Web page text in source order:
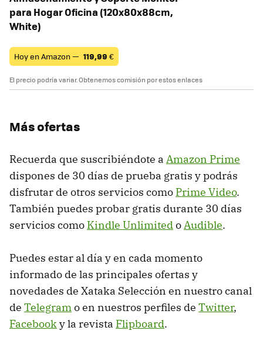
para Hogar Oficina (120x80x88cm,
White)
Hoy en Amazon — 119,99 €
El precio podría variar. Obtenemos comisión por estos enlaces
Más ofertas
Recuerda que suscribiéndote a Amazon Prime
dispones de 30 días de prueba gratis y podrás
disfrutar de otros servicios como Prime Video.
También puedes probar gratis durante 30 días
servicios como Kindle UnlimitedoAudible.
Puedes estar al día y en cada momento
informado de las principales ofertas y
novedades de Xataka Selección en nuestro canal
de Telegramo en nuestros perfiles de Twitter,
Facebooky la revista Flipboard.